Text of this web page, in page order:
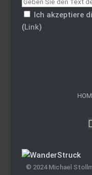
Ich akzeptiere
(Link)
© 2024 Michael